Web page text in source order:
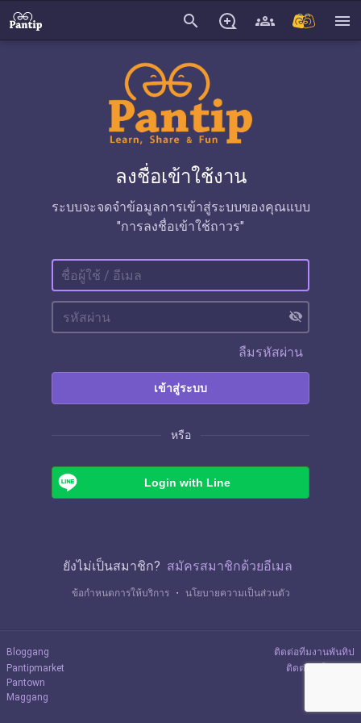
search menu
ลงชื่อเข้าใช้งาน
ระบบจะจดจำข้อมูลการเข้าสู่ระบบของคุณแบบ
"การลงชื่อเข้าใช้ถาวร"
visibility_off
ลืมรหัสผ่าน
เข้าสู่ระบบ
หรือ
Login with Line
ยังไม่เป็นสมาชิก? สมัครสมาชิกด้วยอีเมล
ข้อกำหนดการให้บริการ ・ นโยบายความเป็นส่วนตัว
Bloggang
Pantipmarket
Pantown
Maggang
ติดต่อทีมงานพันทิป
ติดต่อลงโฆษณา